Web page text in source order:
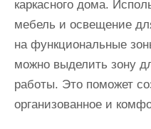
каркасного дома.
мебель и освещение
на функциональные
можно выделить зону
работы. Это поможет
организованное и